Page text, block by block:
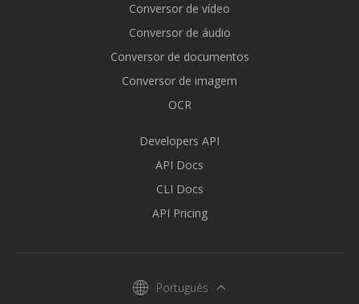
Conversor de vídeo
Conversor de áudio
Conversor de documentos
Conversor de imagem
OCR
Developers API
API Docs
CLI Docs
API Pricing
Português